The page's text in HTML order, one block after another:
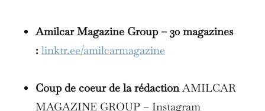
Amilcar Magazine Group – 30 magazines
: linktr.ee/amilcarmagazine
Coup de coeur de la rédactionAMILCAR
MAGAZINE GROUP – Instagram